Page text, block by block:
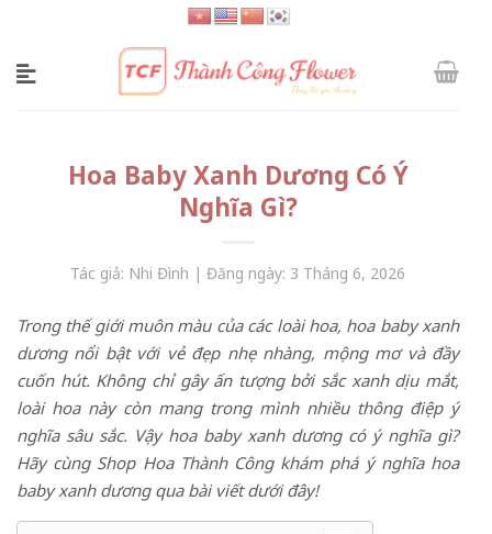
content
Hoa Baby Xanh Dương Có Ý
Nghĩa Gì?
Tác giả: Nhi Đình | Đăng ngày: 3 Tháng 6, 2026
Trong thế giới muôn màu của các loài hoa, hoa baby xanh
dương nổi bật với vẻ đẹp nhẹ nhàng, mộng mơ và đầy
cuốn hút. Không chỉ gây ấn tượng bởi sắc xanh dịu mắt,
loài hoa này còn mang trong mình nhiều thông điệp ý
nghĩa sâu sắc. Vậy hoa baby xanh dương có ý nghĩa gì?
Hãy cùng Shop Hoa Thành Công khám phá ý nghĩa hoa
baby xanh dương qua bài viết dưới đây!